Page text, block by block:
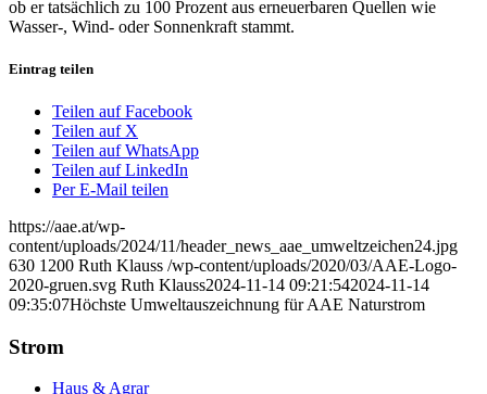
ob er tatsächlich zu 100 Prozent aus erneuerbaren Quellen wie
Wasser-, Wind- oder Sonnenkraft stammt.
Eintrag teilen
Teilen auf Facebook
Teilen auf X
Teilen auf WhatsApp
Teilen auf LinkedIn
Per E-Mail teilen
https://aae.at/wp-
content/uploads/2024/11/header_news_aae_umweltzeichen24.jpg
630 1200 Ruth Klauss /wp-content/uploads/2020/03/AAE-Logo-
2020-gruen.svg Ruth Klauss2024-11-14 09:21:542024-11-14
09:35:07Höchste Umweltauszeichnung für AAE Naturstrom
Strom
Haus & Agrar